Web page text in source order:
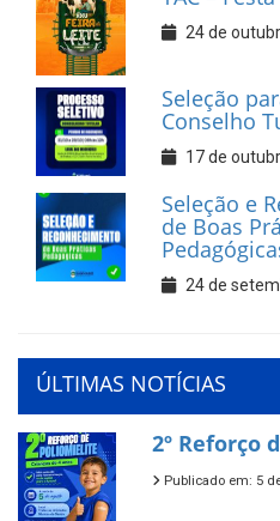
24 de
Seleção
Conselho
17 de
Seleção e
de Boas
24 de
ÚLTIMAS NOTÍCIAS
2º Reforço
Publicado em: 5